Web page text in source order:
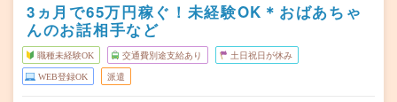
3ヵ月で65万円稼ぐ！未経験OK＊おばあちゃ
んのお話相手など
職種未経験OK 交通費別途支給あり 土日祝日が休み
WEB登録OK 派遣